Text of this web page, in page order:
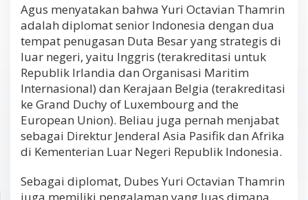
Agus menyatakan bahwa Yuri Octavian Thamrin
adalah diplomat senior Indonesia dengan dua
tempat penugasan Duta Besar yang strategis di
luar negeri, yaitu Inggris (terakreditasi untuk
Republik Irlandia dan Organisasi Maritim
Internasional) dan Kerajaan Belgia (terakreditasi
ke Grand Duchy of Luxembourg and the
European Union). Beliau juga pernah menjabat
sebagai Direktur Jenderal Asia Pasifik dan Afrika
di Kementerian Luar Negeri Republik Indonesia.
Sebagai diplomat, Dubes Yuri Octavian Thamrin
juga memiliki pengalaman yang luas dimana